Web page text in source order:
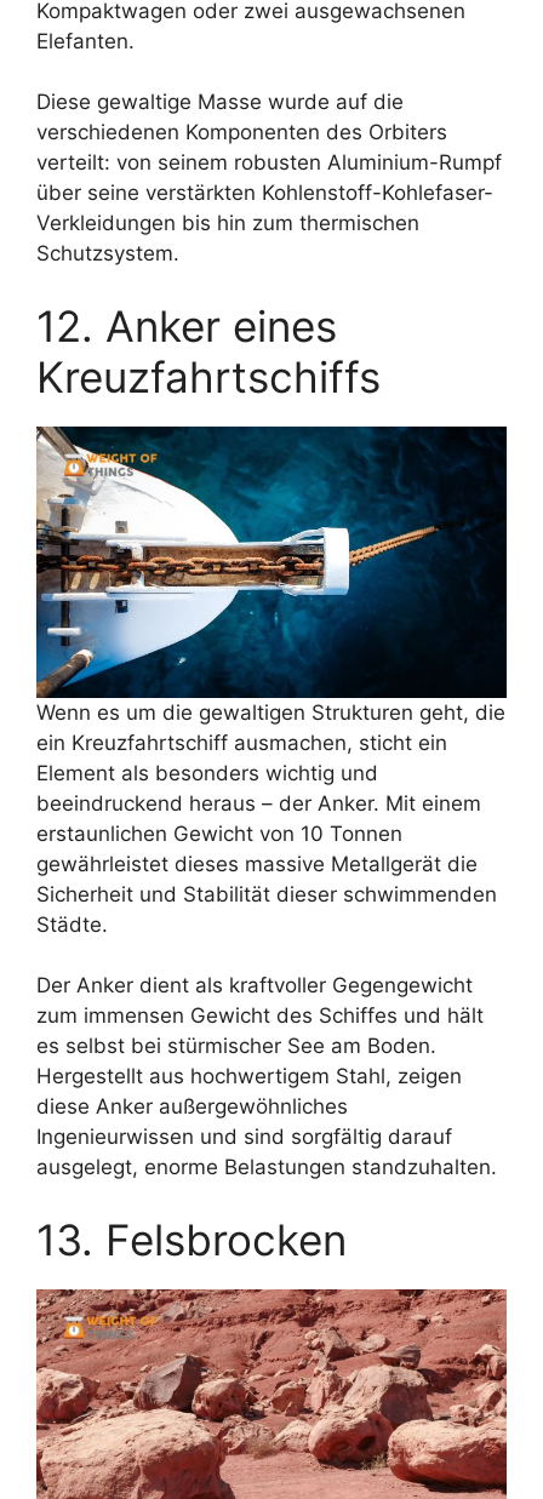
Kompaktwagen oder zwei ausgewachsenen
Elefanten.
Diese gewaltige Masse wurde auf die
verschiedenen Komponenten des Orbiters
verteilt: von seinem robusten Aluminium-Rumpf
über seine verstärkten Kohlenstoff-Kohlefaser-
Verkleidungen bis hin zum thermischen
Schutzsystem.
12. Anker eines
Kreuzfahrtschiffs
Wenn es um die gewaltigen Strukturen geht, die
ein Kreuzfahrtschiff ausmachen, sticht ein
Element als besonders wichtig und
beeindruckend heraus – der Anker. Mit einem
erstaunlichen Gewicht von 10 Tonnen
gewährleistet dieses massive Metallgerät die
Sicherheit und Stabilität dieser schwimmenden
Städte.
Der Anker dient als kraftvoller Gegengewicht
zum immensen Gewicht des Schiffes und hält
es selbst bei stürmischer See am Boden.
Hergestellt aus hochwertigem Stahl, zeigen
diese Anker außergewöhnliches
Ingenieurwissen und sind sorgfältig darauf
ausgelegt, enorme Belastungen standzuhalten.
13. Felsbrocken